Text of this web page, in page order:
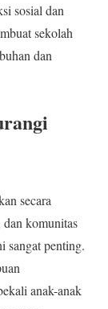
sosial dan
sekolah
dan
secara
komunitas
sangat penting.
anak-anak